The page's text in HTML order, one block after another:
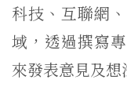
科技、互聯網
域，透過撰寫
來發表意見及想